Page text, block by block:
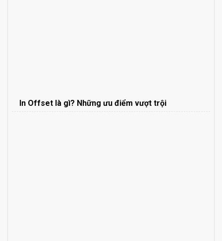
In Offset là gì? Những ưu điểm vượt trội